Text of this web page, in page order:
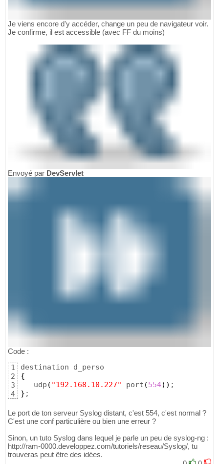
Je viens encore d'y accéder, change un peu de navigateur voir.
Je confirme, il est accessible (avec FF du moins)
Envoyé par DevServlet
Code :
1
2
3
4
{
   udp
( "192.168.10.227" port (554) )
} ;
Le port de ton serveur Syslog distant, c'est 554, c'est normal ?
C'est une conf particulière ou bien une erreur ?
Sinon, un tuto Syslog dans lequel je parle un peu de syslog-ng :
http://ram-0000.developpez.com/tutoriels/reseau/Syslog/, tu
trouveras peut être des idées.